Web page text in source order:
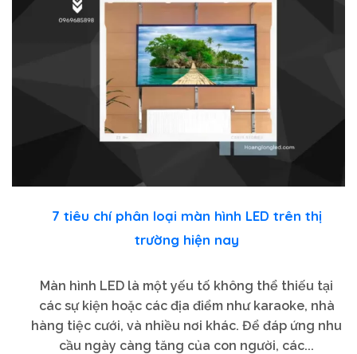
7 tiêu chí phân loại màn hình LED trên thị
trường hiện nay
Màn hình LED là một yếu tố không thể thiếu tại
các sự kiện hoặc các địa điểm như karaoke, nhà
hàng tiệc cưới, và nhiều nơi khác. Để đáp ứng nhu
cầu ngày càng tăng của con người, các...